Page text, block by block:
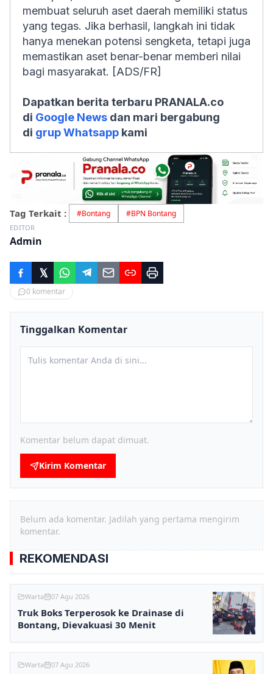
membuat seluruh aset daerah memiliki status
yang tegas. Jika berhasil, langkah ini tidak
hanya menekan potensi sengketa, tetapi juga
memastikan aset benar-benar memberi nilai
bagi masyarakat. [ADS/FR]
Dapatkan berita terbaru PRANALA.co
di Google News dan mari bergabung
di grup Whatsapp kami
Tag Terkait : #Bontang #BPN Bontang
EDITOR
Admin
0 komentar
Tinggalkan Komentar
Komentar belum dapat dimuat.
Kirim Komentar
Belum ada komentar. Jadilah yang pertama mengirim
komentar.
REKOMENDASI
Warta 07 Agu 2026
Truk Boks Terperosok ke Drainase di
Bontang, Dievakuasi 30 Menit
Warta 07 Agu 2026